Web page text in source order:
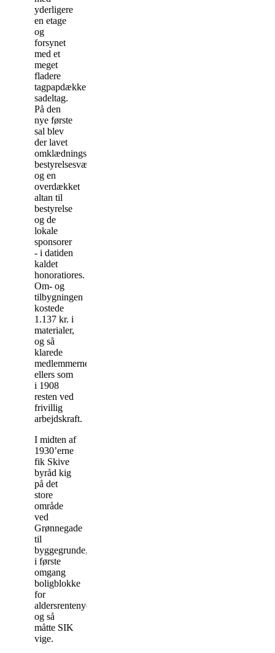
yderligere
en etage
og
forsynet
med et
meget
fladere
tagpapdækket
sadeltag.
På den
nye første
sal blev
der lavet
omklædningsrum,
bestyrelsesværelse
og en
overdækket
altan til
bestyrelse
og de
lokale
sponsorer
- i datiden
kaldet
honoratiores.
Om- og
tilbygningen
kostede
1.137 kr. i
materialer,
og så
klarede
medlemmerne
ellers som
i 1908
resten ved
frivillig
arbejdskraft.
I midten af
1930’erne
fik Skive
byråd kig
på det
store
område
ved
Grønnegade
til
byggegrunde,
i første
omgang
boligblokke
for
aldersrentenydere,
og så
måtte SIK
vige.